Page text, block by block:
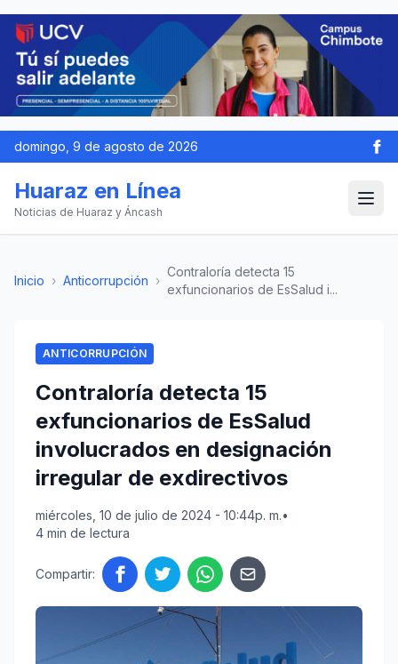
domingo, 9 de agosto de 2026
Huaraz en Línea
Noticias de Huaraz y Áncash
Inicio › Anticorrupción ›
Contraloría detecta 15
exfuncionarios de EsSalud i...
ANTICORRUPCIÓN
Contraloría detecta 15
exfuncionarios de EsSalud
involucrados en designación
irregular de exdirectivos
miércoles, 10 de julio de 2024 - 10:44p. m.•
4 min de lectura
Compartir: